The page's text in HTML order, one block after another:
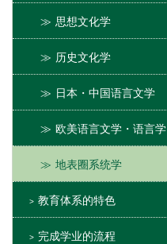
思想文化学
历史文化学
日本・中国语言文学
欧美语言文学・语言学
地表圈系统学
教育体系的特色
完成学业的流程